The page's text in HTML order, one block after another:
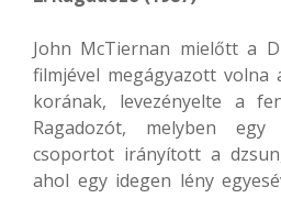
John McTiernan mielőtt a
filmjével megágyazott volna
korának, levezényelte a
Ragadozót, melyben
csoportot irányított a
ahol egy idegen lény